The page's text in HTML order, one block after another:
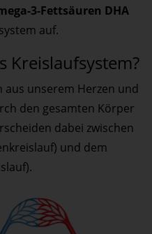
3-Fettsäuren DHA
auf.
Kreislaufsystem?
unserem Herzen und
den gesamten Körper
dabei zwischen
und dem